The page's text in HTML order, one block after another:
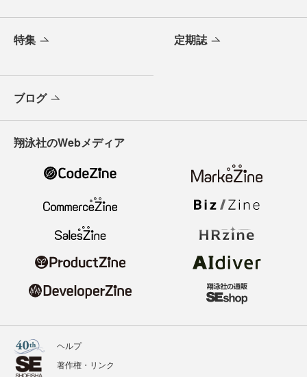
特集 定期誌
ブログ
翔泳社のWebメディア
ヘルプ
著作権・リンク